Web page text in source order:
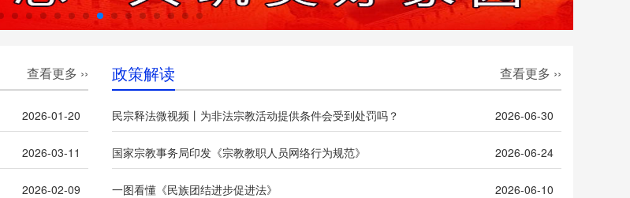
查看更多 ››
2026-01-20
2026-03-11
2026-02-09
政策解读 查看更多 ››
民宗释法微视频丨为非法宗教活动提供条件会受到处罚吗？ 2026-06-30
国家宗教事务局印发《宗教教职人员网络行为规范》 2026-06-24
一图看懂《民族团结进步促进法》 2026-06-10